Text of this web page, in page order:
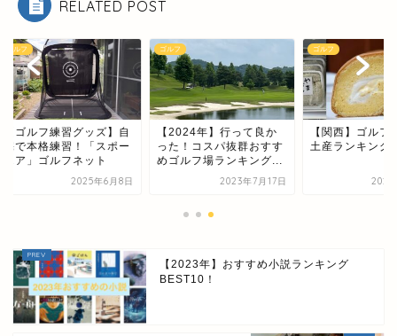
RELATED POST
ルフ練習グッズ】自
本格練習！「スポー
」ゴルフネット
2025年6月8日
ゴルフ
【2024年】行って良か
った！コスパ抜群おすす
めゴルフ場ランキング...
2023年7月17日
ゴルフ
【関西】ゴルフ帰り
土産ランキング
2023年7
【2023年】おすすめ小説ランキング
BEST10！